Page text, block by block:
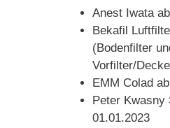
Anest Iwata
Bekafil
(Bodenfilter
Vorfilter/
EMM Colad
Peter Kwasny
01.01.2023